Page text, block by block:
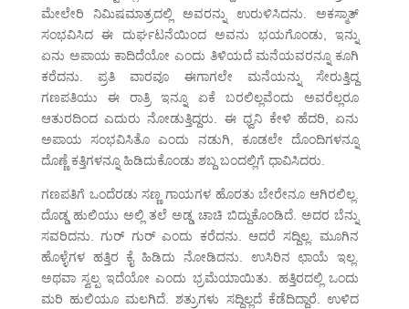
ಮೇಲೇರಿ ನಿಮಿಷಮಾತ್ರದಲ್ಲಿ ಅವರನ್ನು ಉರುಳಿಸಿದನು. ಅಕಸ್ಮಾತ್
ಸಂಭವಿಸಿದ ಈ ದುರ್ಘಟನೆಯಿಂದ ಅವನು ಭಯಗೊಂಡು, ಇನ್ನು
ಏನು ಅಪಾಯ ಕಾದಿದೆಯೋ ಎಂದು ತಿಳಿಯದೆ ಮನೆಯವರನ್ನೂ ಕೂಗಿ
ಕರೆದನು. ಪ್ರತಿ ವಾರವೂ ಈಗಾಗಲೇ ಮನೆಯನ್ನು ಸೇರುತ್ತಿದ್ದ
ಗಣಪತಿಯು ಈ ರಾತ್ರಿ ಇನ್ನೂ ಏಕೆ ಬರಲಿಲ್ಲವೆಂದು ಅವರೆಲ್ಲರೂ
ಆತುರದಿಂದ ಎದುರು ನೋಡುತ್ತಿದ್ದರು. ಈ ಧ್ವನಿ ಕೇಳಿ ಹೆದರಿ, ಏನು
ಅಪಾಯ ಸಂಭವಿಸಿತೊ ಎಂದು ನಡುಗಿ, ಕೂಡಲೇ ದೊಂದಿಗಳನ್ನೂ
ದೊಣ್ಣೆ ಕತ್ತಿಗಳನ್ನೂ ಹಿಡಿದುಕೊಂಡು ಶಬ್ದ ಬಂದಲ್ಲಿಗೆ ಧಾವಿಸಿದರು.
ಗಣಪತಿಗೆ ಒಂದೆರಡು ಸಣ್ಣ ಗಾಯಗಳ ಹೊರತು ಬೇರೇನೂ ಆಗಿರಲಿಲ್ಲ.
ದೊಡ್ಡ ಹುಲಿಯು ಅಲ್ಲಿ ತಲೆ ಅಡ್ಡ ಚಾಚಿ ಬಿದ್ದುಕೊಂಡಿದೆ. ಅದರ ಬೆನ್ನು
ಸವರಿದನು. ಗುರ್ ಗುರ್ ಎಂದು ಕರೆದನು. ಆದರೆ ಸದ್ದಿಲ್ಲ. ಮೂಗಿನ
ಹೊಳ್ಳೆಗಳ ಹತ್ತಿರ ಕೈ ಹಿಡಿದು ನೋಡಿದನು. ಉಸಿರಿನ ಛಾಯೆ ಇಲ್ಲ.
ಅಥವಾ ಸ್ವಲ್ಪ ಇದೆಯೋ ಎಂದು ಭ್ರಮೆಯಾಯಿತು. ಹತ್ತಿರದಲ್ಲಿ ಒಂದು
ಮರಿ ಹುಲಿಯೂ ಮಲಗಿದೆ. ಶತ್ರುಗಳು ಸದ್ದಿಲ್ಲದೆ ಕೆಡೆದಿದ್ದಾರೆ. ಉಳಿದ